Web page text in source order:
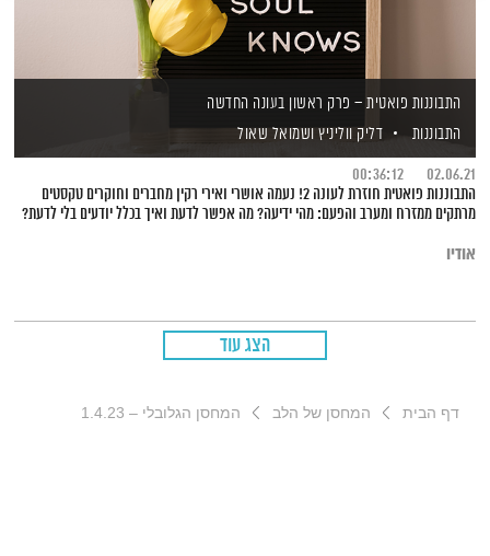
התבוננות פואטית – פרק ראשון בעונה החדשה
התבוננות
דליק ווליניץ ושמואל שאול
02.06.21
00:36:12
התבוננות פואטית חוזרת לעונה 2! נעמה אושרי ואירי רקין מחברים וחוקרים טקסטים
מרתקים ממזרח ומערב והפעם: מהי ידיעה? מה אפשר לדעת ואיך בכלל יודעים בלי לדעת?
אודיו
הצג עוד
דף הבית המחסן של הלב המחסן הגלובלי – 1.4.23